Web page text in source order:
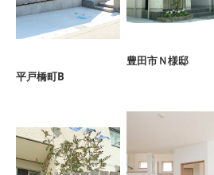
平戸橋町B
豊田市Ｎ様邸